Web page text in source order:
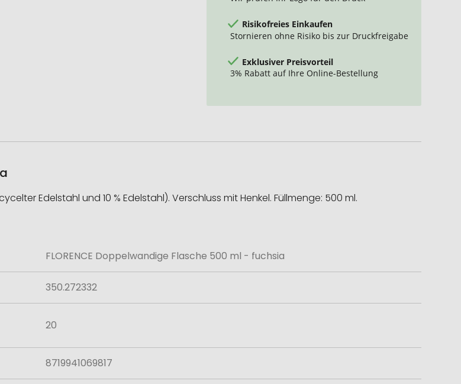
Risikofreies Einkaufen
Stornieren ohne Risiko bis zur Druckfreigabe
Exklusiver Preisvorteil
3% Rabatt auf Ihre Online-Bestellung
Edelstahl und 10 % Edelstahl). Verschluss mit Henkel. Füllmenge: 500 ml.
FLORENCE Doppelwandige Flasche 500 ml - fuchsia
350.272332
20
8719941069817